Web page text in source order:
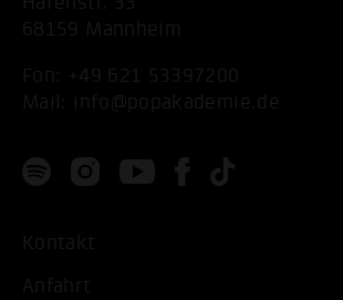
68159 Mannheim
Fon: +49 621 53397200
Mail: info@popakademie.de
Kontakt
Anfahrt